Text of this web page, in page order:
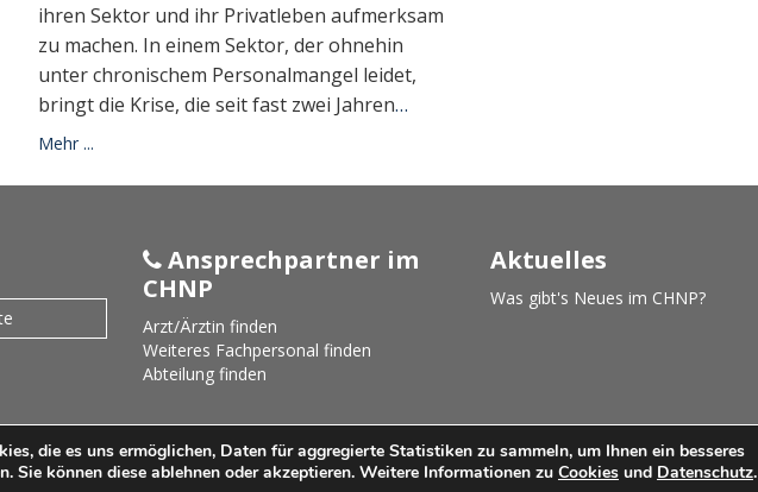
ihren Sektor und ihr Privatleben aufmerksam
zu machen. In einem Sektor, der ohnehin
unter chronischem Personalmangel leidet,
bringt die Krise, die seit fast zwei Jahren…
Mehr ...
Ansprechpartner im
CHNP
Arzt/Ärztin finden
Weiteres Fachpersonal finden
Abteilung finden
Aktuelles
Was gibt's Neues im CHNP?
die es uns ermöglichen, Daten für aggregierte Statistiken zu sammeln, um Ihnen ein besseres
Sie können diese ablehnen oder akzeptieren. Weitere Informationen zu Cookies und Datenschutz.
Neuro-Psychiatrique 2026 |Rechtliche Hinweise|Datenschutz| Cookie-Politik|